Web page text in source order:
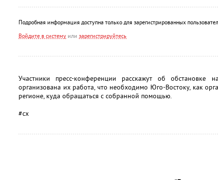
Подробная информация доступна только для зарегистрированных
Войдите в систему или зарегистрируйтесь
Участники пресс-конференции расскажут об
организована их работа, что необходимо Юго-Востоку, как
регионе, куда обращаться c собранной помощью.
#сх